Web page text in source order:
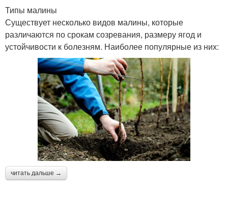
Типы малины
Существует несколько видов малины, которые
различаются по срокам созревания, размеру ягод и
устойчивости к болезням. Наиболее популярные из них:
читать дальше →